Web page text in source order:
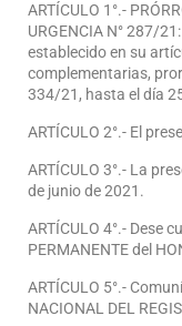
ARTÍCULO 1°.-
URGENCIA N° 287/
establecido en su
complementarias,
334/21, hasta el día
ARTÍCULO 2°.- El
ARTÍCULO 3°.- La
de junio de 2021.
ARTÍCULO 4°.- Dese
PERMANENTE del
ARTÍCULO 5°.-
NACIONAL DEL